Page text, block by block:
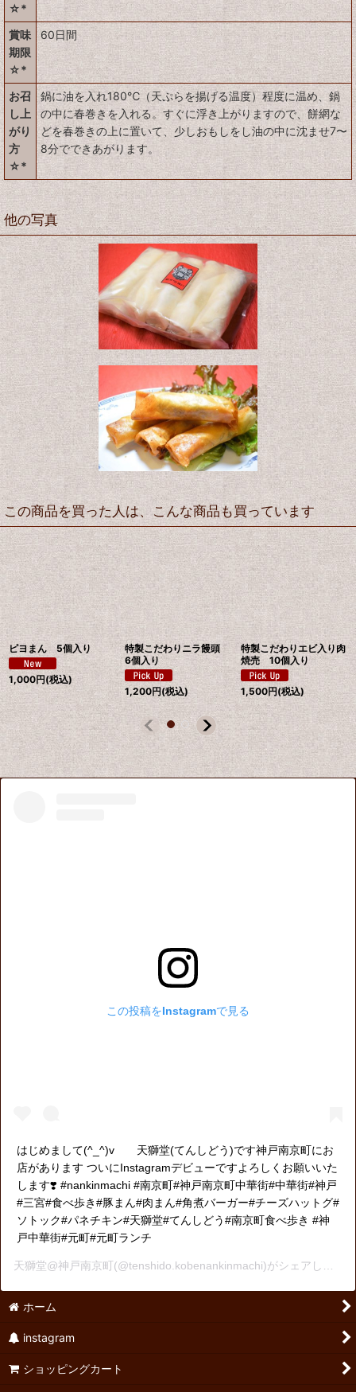
☆*
賞味
期限
☆*
60日間
お召
し上
がり
方
☆*
鍋に油を入れ180℃（天ぷらを揚げる温度）程度に温め、鍋
の中に春巻きを入れる。すぐに浮き上がりますので、餅網な
どを春巻きの上に置いて、少しおもしをし油の中に沈ませ7〜
8分でできあがります。
他の写真
この商品を買った人は、こんな商品も買っています
ピヨまん 5個入り
1,000円(税込)
特製こだわりニラ饅頭
6個入り
1,200円(税込)
特製こだわりエビ入り肉
焼売 10個入り
1,500円(税込)
この投稿をInstagramで見る
はじめまして(^_^)v 天獅堂(てんしどう)です神戸南京町にお
店があります️ ついにInstagramデビューですよろしくお願いいた
します❣️ #nankinmachi #南京町#神戸南京町中華街#中華街#神戸
#三宮#食べ歩き#豚まん#肉まん#角煮バーガー#チーズハットグ#
ソトック#パネチキン#天獅堂#てんしどう#南京町食べ歩き #神
戸中華街#元町#元町ランチ
天獅堂@神戸南京町(@tenshido.kobenankinmachi)がシェアした投稿 -
ホーム
instagram
ショッピングカート